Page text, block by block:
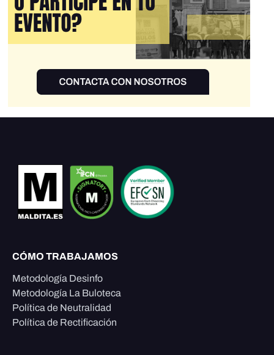
CÓMO TRABAJAMOS
Metodología Desinfo
Metodología La Buloteca
Política de Neutralidad
Política de Rectificación